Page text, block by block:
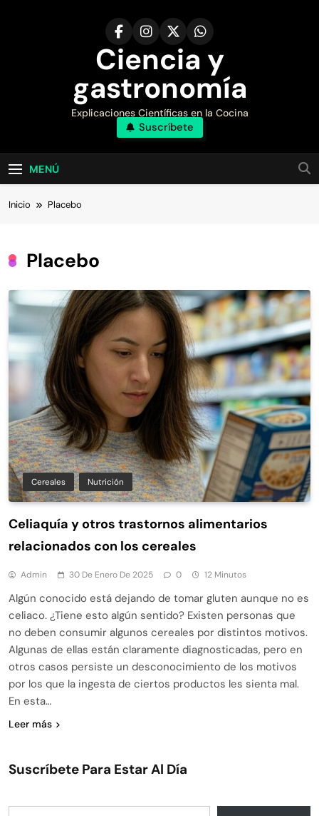
Ciencia y
gastronomía
Explicaciones Científicas en la Cocina
Suscríbete
MENÚ
Inicio Placebo
Placebo
Cereales Nutrición
Celiaquía y otros trastornos alimentarios
relacionados con los cereales
Admin 30 De Enero De 2025 0 12 Minutos
Algún conocido está dejando de tomar gluten aunque no es
celiaco. ¿Tiene esto algún sentido? Existen personas que
no deben consumir algunos cereales por distintos motivos.
Algunas de ellas están claramente diagnosticadas, pero en
otros casos persiste un desconocimiento de los motivos
por los que la ingesta de ciertos productos les sienta mal.
En esta…
Leer más
Suscríbete Para Estar Al Día
Escribe tu correo electrónico…